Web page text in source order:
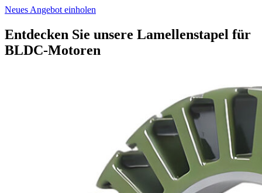
Neues Angebot einholen
Entdecken Sie unsere Lamellenstapel für
BLDC-Motoren